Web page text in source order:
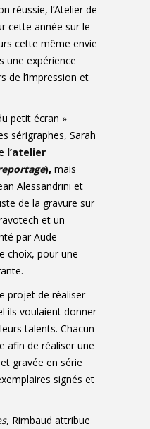
réussie, l’Atelier de
cette année sur le
cette même envie
une expérience
de l’impression et
petit écran »
sérigraphes, Sarah
l’atelier
), mais
Alessandrini et
de la gravure sur
et un
par Aude
choix, pour une
projet de réaliser
ils voulaient donner
talents. Chacun
afin de réaliser une
gravée en série
signés et
, Rimbaud attribue